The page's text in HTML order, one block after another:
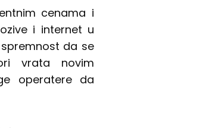
cenama i
i internet u
da se
vrata novim
operatere da